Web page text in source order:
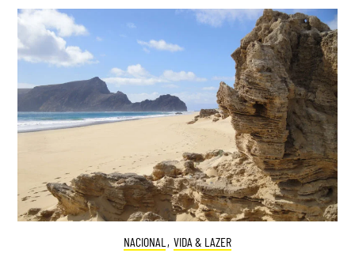
NACIONAL , VIDA & LAZER